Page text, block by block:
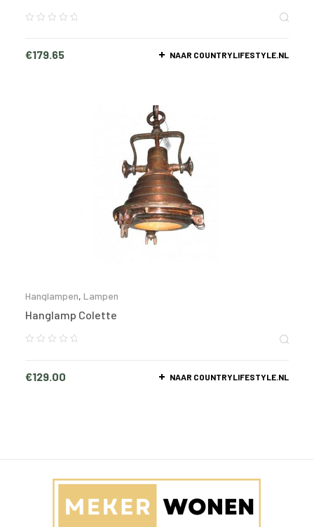
€179.65 NAAR COUNTRYLIFESTYLE.NL
Hanglampen, Lampen
Hanglamp Colette
€129.00 NAAR COUNTRYLIFESTYLE.NL